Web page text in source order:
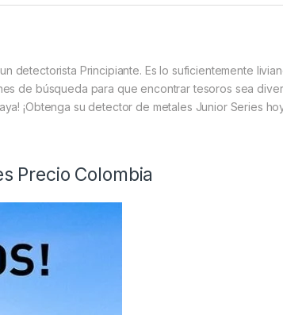
detectorista Principiante. Es lo suficientemente
de búsqueda para que encontrar tesoros sea
¡Obtenga su detector de metales Junior Series
Precio Colombia